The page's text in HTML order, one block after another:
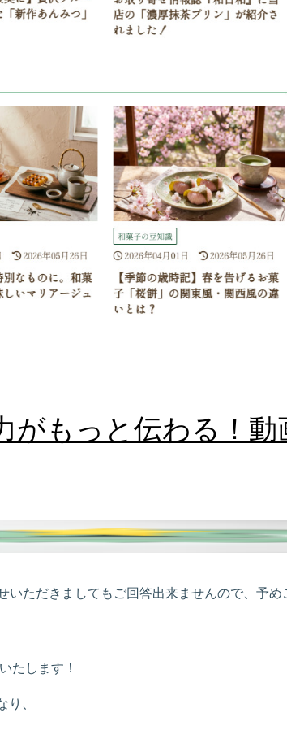
がもっと伝わる！動
ただきましてもご回答出来ませんので、予め
たします！
、